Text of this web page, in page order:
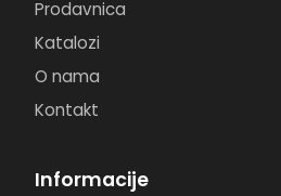
Prodavnica
Katalozi
O nama
Kontakt
Informacije